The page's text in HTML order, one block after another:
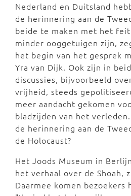
Nederland en Duitsland
de herinnering aan de
beide te maken met het
minder ooggetuigen zijn,
het begin van het gesprek
Yra van Dijk. Ook zijn in
discussies, bijvoorbeeld
vrijheid, steeds
meer aandacht gekomen
bladzijden van het
de herinnering aan de
de Holocaust?
Het Joods Museum in
het verhaal over de Shoah,
Daarmee komen bezoekers